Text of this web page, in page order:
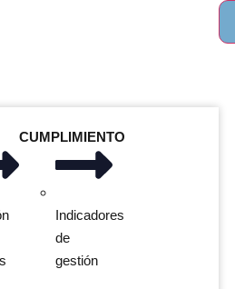
CUMPLIMIENTO
Indicadores
de
gestión